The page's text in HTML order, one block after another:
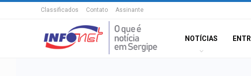
Classificados Contato Assinante
NOTÍCIAS